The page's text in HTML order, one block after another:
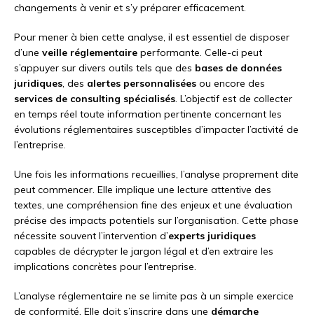
changements à venir et s’y préparer efficacement.
Pour mener à bien cette analyse, il est essentiel de disposer
d’une veille réglementaire performante. Celle-ci peut
s’appuyer sur divers outils tels que des bases de données
juridiques, des alertes personnalisées ou encore des
services de consulting spécialisés. L’objectif est de collecter
en temps réel toute information pertinente concernant les
évolutions réglementaires susceptibles d’impacter l’activité de
l’entreprise.
Une fois les informations recueillies, l’analyse proprement dite
peut commencer. Elle implique une lecture attentive des
textes, une compréhension fine des enjeux et une évaluation
précise des impacts potentiels sur l’organisation. Cette phase
nécessite souvent l’intervention d’experts juridiques
capables de décrypter le jargon légal et d’en extraire les
implications concrètes pour l’entreprise.
L’analyse réglementaire ne se limite pas à un simple exercice
de conformité. Elle doit s’inscrire dans une démarche